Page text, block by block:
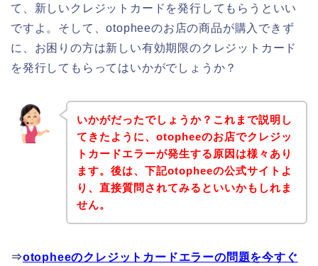
て、新しいクレジットカードを発行してもらうといい
ですよ。そして、otopheeのお店の商品が購入できず
に、お困りの方は新しい有効期限のクレジットカード
を発行してもらってはいかがでしょうか？
いかがだったでしょうか？これまで説明し
てきたように、otopheeのお店でクレジッ
トカードエラーが発生する原因は様々あり
ます。後は、下記otopheeの公式サイトよ
り、直接質問されてみるといいかもしれま
せん。
⇒otopheeのクレジットカードエラーの問題を今すぐ